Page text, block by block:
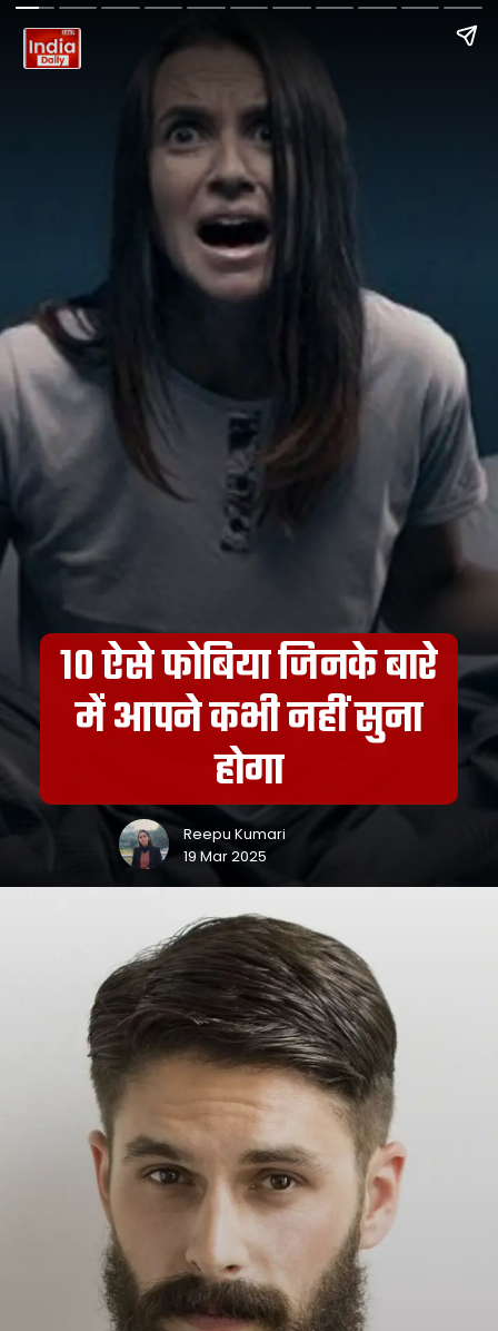
10 ऐसे फोबिया जिनके बारे
में आपने कभी नहीं सुना
होगा
Reepu Kumari
19 Mar 2025